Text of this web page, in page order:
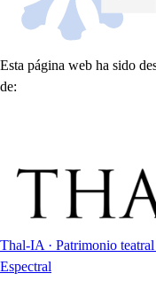
Esta página web ha sido
de:
Thal-IA · Patrimonio
Espectral